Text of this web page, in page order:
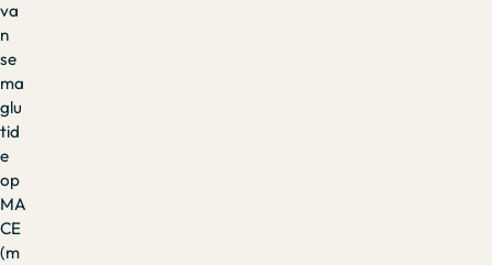
va
n
se
ma
glu
tid
e
op
MA
CE
(m